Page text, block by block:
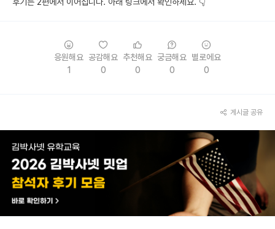
응원해요
1
공감해요
0
추천해요
0
궁금해요
0
별로에요
0
게시글 공유